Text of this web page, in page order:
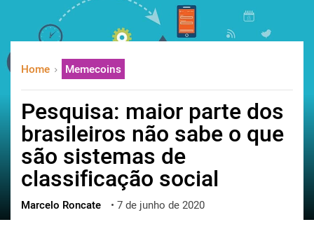
français
italiano
日本語
русский
한국어
العربية
ไทย
ქართული
Home Memecoins
Pesquisa: maior parte dos
brasileiros não sabe o que
são sistemas de
classificação social
Marcelo Roncate • 7 de junho de 2020